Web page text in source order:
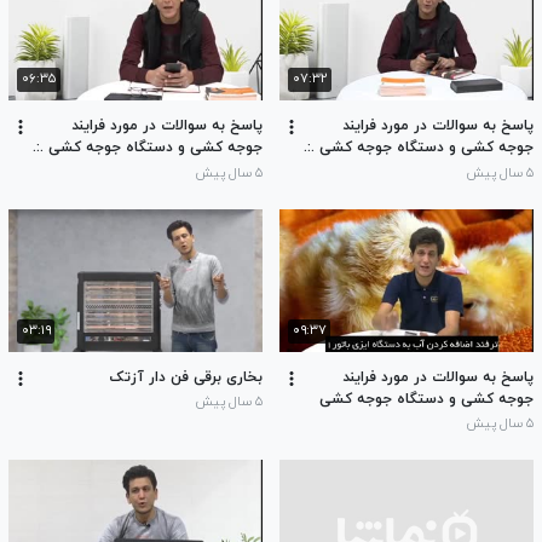
۰۷:۳۲
پاسخ به سوالات در مورد فرایند
جوجه کشی و دستگاه جوجه کشی .:.
بخش دوم .:.
۵ سال پیش
۰۶:۳۵
پاسخ به سوالات در مورد فرایند
جوجه کشی و دستگاه جوجه کشی .:.
بخش اول .:.
۵ سال پیش
۰۹:۳۷
پاسخ به سوالات در مورد فرایند
جوجه کشی و دستگاه جوجه کشی
۵ سال پیش
۰۳:۱۹
بخاری برقی فن دار آزتک
۵ سال پیش